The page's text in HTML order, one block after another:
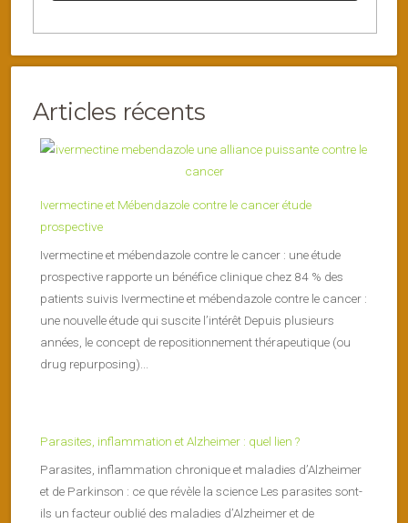
Articles récents
Ivermectine et Mébendazole contre le cancer étude
prospective
Ivermectine et mébendazole contre le cancer : une étude
prospective rapporte un bénéfice clinique chez 84 % des
patients suivis Ivermectine et mébendazole contre le cancer :
une nouvelle étude qui suscite l’intérêt Depuis plusieurs
années, le concept de repositionnement thérapeutique (ou
drug repurposing)...
Parasites, inflammation et Alzheimer : quel lien ?
Parasites, inflammation chronique et maladies d’Alzheimer
et de Parkinson : ce que révèle la science Les parasites sont-
ils un facteur oublié des maladies d’Alzheimer et de